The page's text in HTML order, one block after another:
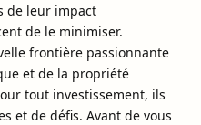
de leur impact
de le minimiser.
frontière passionnante
et de la propriété
tout investissement, ils
et de défis. Avant de vous